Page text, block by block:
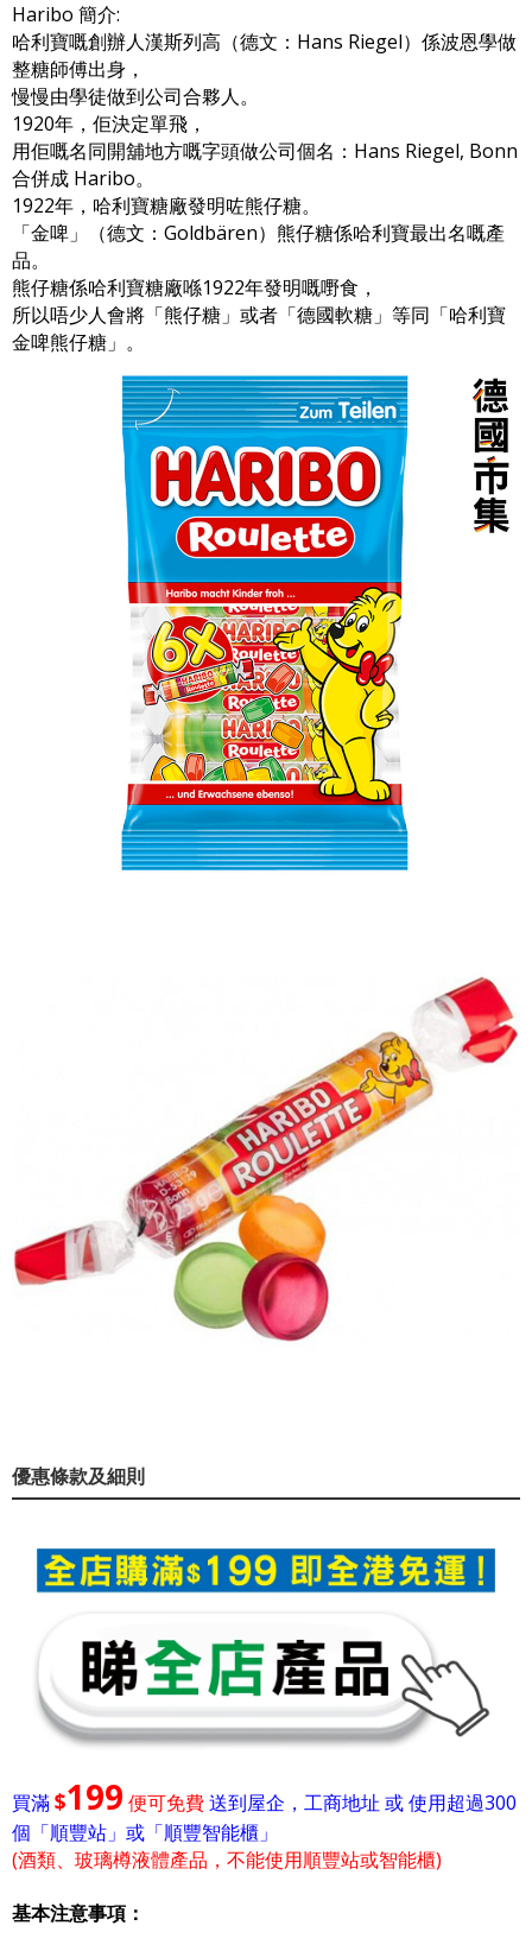
Haribo 簡介:
哈利寶嘅創辦人漢斯列高（德文：Hans Riegel）係波恩學做
整糖師傅出身，
慢慢由學徒做到公司合夥人。
1920年，佢決定單飛，
用佢嘅名同開舖地方嘅字頭做公司個名：Hans Riegel, Bonn
合併成 Haribo。
1922年，哈利寶糖廠發明咗熊仔糖。
「金啤」（德文：Goldbären）熊仔糖係哈利寶最出名嘅產
品。
熊仔糖係哈利寶糖廠喺1922年發明嘅嘢食，
所以唔少人會將「熊仔糖」或者「德國軟糖」等同「哈利寶
金啤熊仔糖」。
優惠條款及細則
買滿$199 便可免費送到屋企，工商地址 或 使用超過300
個「順豐站」或「順豐智能櫃」
(酒類、玻璃樽液體產品，不能使用順豐站或智能櫃)
基本注意事項：